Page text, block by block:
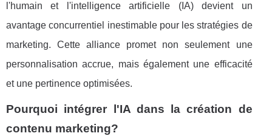
l'humain et l'intelligence artificielle (IA) devient un
avantage concurrentiel inestimable pour les stratégies de
marketing. Cette alliance promet non seulement une
personnalisation accrue, mais également une efficacité
et une pertinence optimisées.
Pourquoi intégrer l'IA dans la création de
contenu marketing?